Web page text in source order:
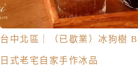
台中北區｜（已歇業）冰狗樹
日式老宅自家手作冰品